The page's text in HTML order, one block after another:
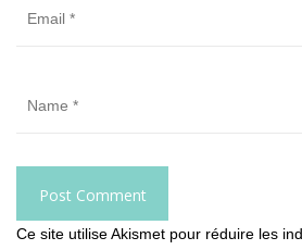
Ce site utilise Akismet pour réduire les